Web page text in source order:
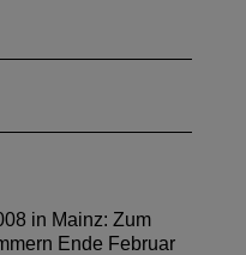
in Mainz: Zum
Ende Februar